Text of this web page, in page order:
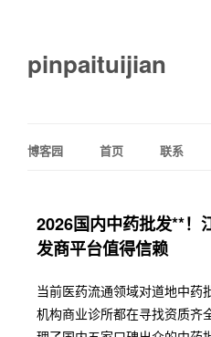
pinpaituijian
博客园 首页 联系
2026国内中药批发**！
发商平台值得信赖
当前医药流通领域对道地中药
机构商业诊所都在寻找资质齐